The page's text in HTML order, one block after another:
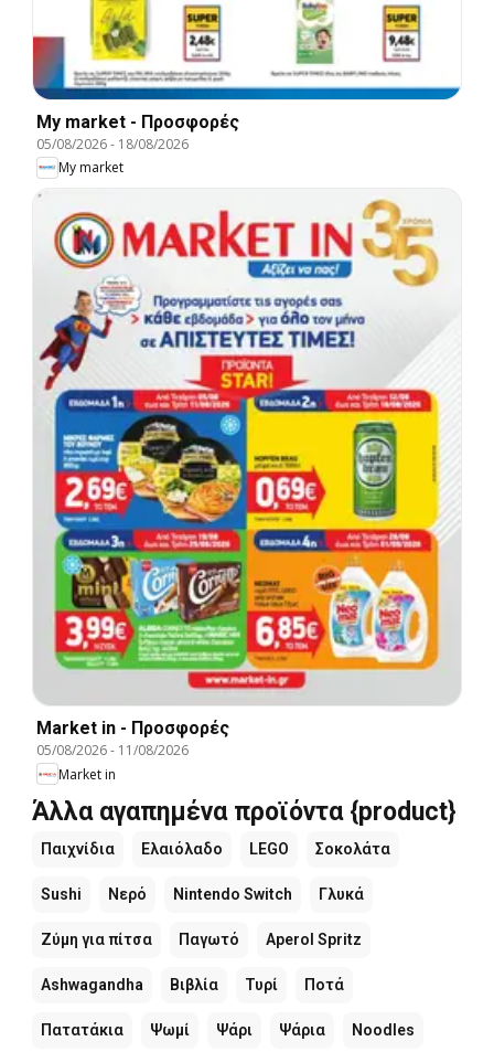
My market - Προσφορές
05/08/2026- 18/08/2026
My market
Market in - Προσφορές
05/08/2026- 11/08/2026
Market in
Άλλα αγαπημένα προϊόντα {product}
Παιχνίδια Ελαιόλαδο LEGO Σοκολάτα
Sushi Νερό Nintendo Switch Γλυκά
Ζύμη για πίτσα Παγωτό Aperol Spritz
Ashwagandha Βιβλία Τυρί Ποτά
Πατατάκια Ψωμί Ψάρι Ψάρια Noodles